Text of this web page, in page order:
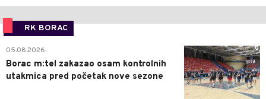
RK BORAC
0
05.08.2026.
Borac m:tel zakazao osam kontrolnih
utakmica pred početak nove sezone